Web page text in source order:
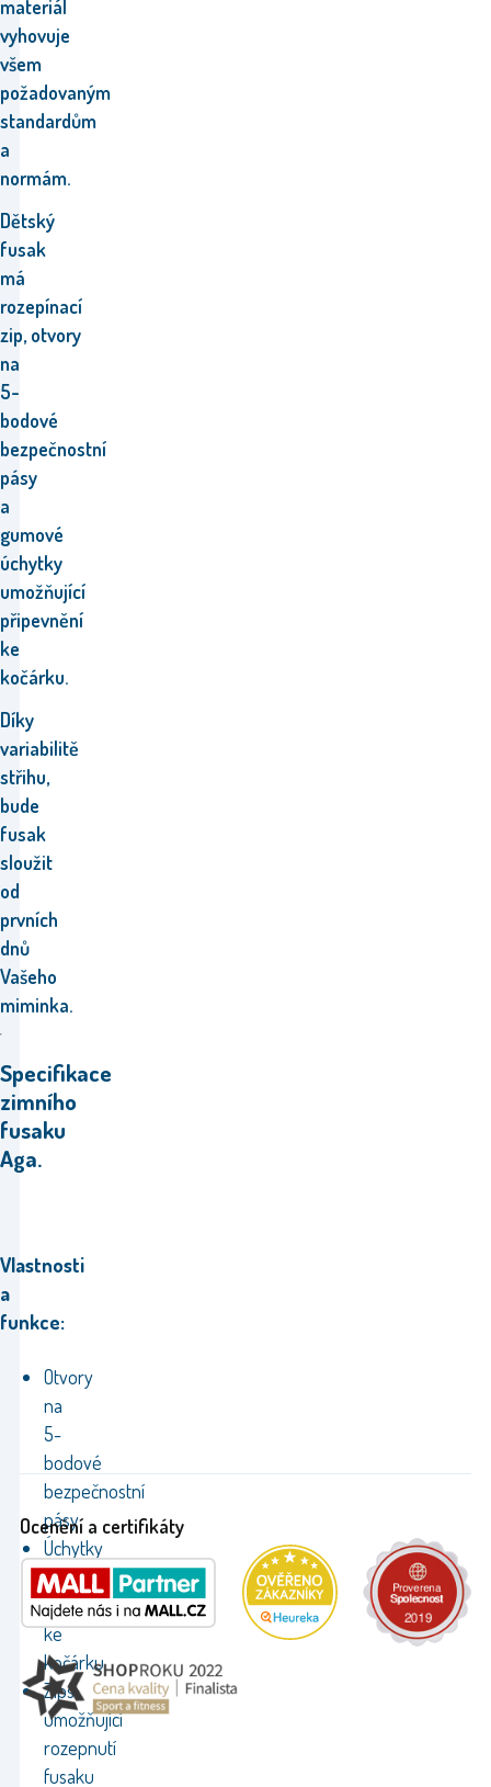
materiál
vyhovuje
všem
požadovaným
standardům
a
normám.
Dětský
fusak
má
rozepínací
zip, otvory
na
5-
bodové
bezpečnostní
pásy
a
gumové
úchytky
umožňující
připevnění
ke
kočárku.
Díky
variabilitě
střihu,
bude
fusak
sloužit
od
prvních
dnů
Vašeho
miminka.
Specifikace
zimního
fusaku
Aga.
Vlastnosti
a
funkce:
Otvory
na
5-
bodové
bezpečnostní
pásy
Úchytky
umožňující
připevnění
ke
kočárku
Zips
umožňující
rozepnutí
fusaku
Ocenění a certifikáty